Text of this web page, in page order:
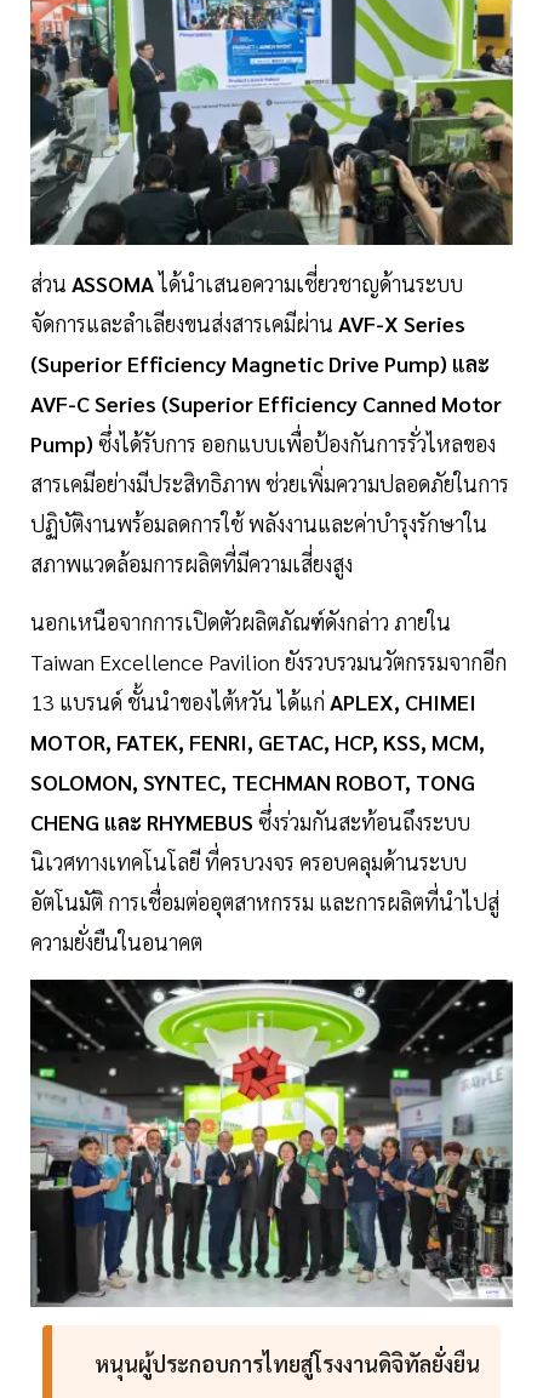
ส่วน ASSOMAได้นำเสนอความเชี่ยวชาญด้านระบบ
จัดการและลำเลียงขนส่งสารเคมีผ่าน AVF-X Series
(Superior Efficiency Magnetic Drive Pump) และ
AVF-C Series (Superior Efficiency Canned Motor
Pump) ซึ่งได้รับการ ออกแบบเพื่อป้องกันการรั่วไหลของ
สารเคมีอย่างมีประสิทธิภาพ ช่วยเพิ่มความปลอดภัยในการ
ปฏิบัติงานพร้อมลดการใช้ พลังงานและค่าบำรุงรักษาใน
สภาพแวดล้อมการผลิตที่มีความเสี่ยงสูง
นอกเหนือจากการเปิดตัวผลิตภัณฑ์ดังกล่าว ภายใน
Taiwan Excellence Pavilion ยังรวบรวมนวัตกรรมจากอีก
13 แบรนด์ ชั้นนำของไต้หวัน ได้แก่ APLEX, CHIMEI
MOTOR, FATEK, FENRI, GETAC, HCP, KSS, MCM,
SOLOMON, SYNTEC, TECHMAN ROBOT, TONG
CHENG และ RHYMEBUS ซึ่งร่วมกันสะท้อนถึงระบบ
นิเวศทางเทคโนโลยี ที่ครบวงจร ครอบคลุมด้านระบบ
อัตโนมัติ การเชื่อมต่ออุตสาหกรรม และการผลิตที่นำไปสู่
ความยั่งยืนในอนาคต
หนุนผู้ประกอบการไทยสู่โรงงานดิจิทัลยั่งยืน